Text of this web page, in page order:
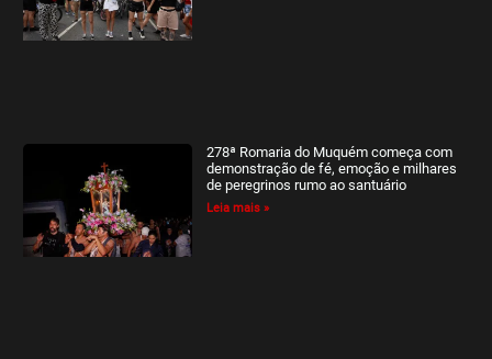
278ª Romaria do Muquém começa com
demonstração de fé, emoção e milhares
de peregrinos rumo ao santuário
Leia mais »